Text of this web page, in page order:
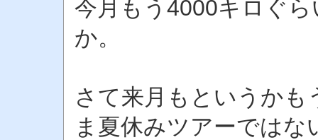
今月もう4000キロぐ
か。
さて来月もというかも
ま夏休みツアーではな